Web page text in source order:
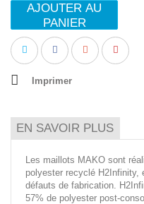
AJOUTER AU
PANIER
Imprimer
EN SAVOIR PLUS
Les maillots MAKO sont
polyester recyclé H2Infinity,
défauts de fabrication.
57% de polyester post-